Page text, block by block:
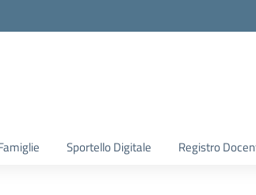
Sportello Digitale Registro